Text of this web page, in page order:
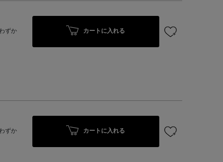
ずか カートに入れる
ずか カートに入れる